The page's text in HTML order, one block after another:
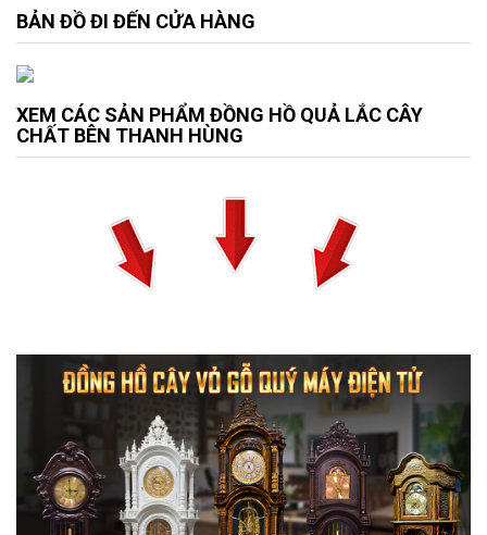
BẢN ĐỒ ĐI ĐẾN CỬA HÀNG
XEM CÁC SẢN PHẨM ĐỒNG HỒ QUẢ LẮC CÂY
CHẤT BÊN THANH HÙNG